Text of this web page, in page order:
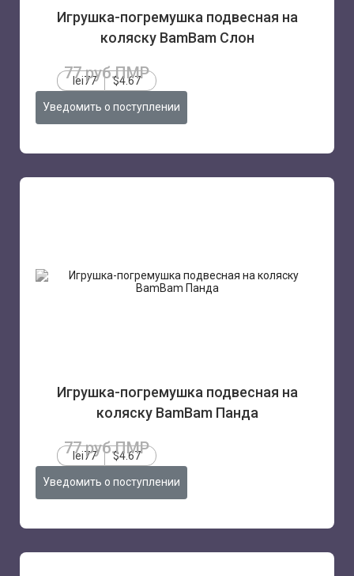
Игрушка-погремушка подвесная на
коляску BamBam Слон
77 руб.ПМР
lei77 $4.67
Уведомить о поступлении
Игрушка-погремушка подвесная на
коляску BamBam Панда
77 руб.ПМР
lei77 $4.67
Уведомить о поступлении